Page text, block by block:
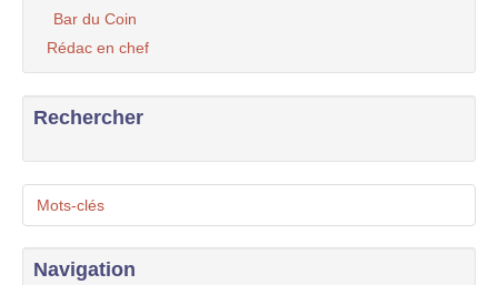
Bar du Coin
Rédac en chef
Rechercher
Mots-clés
Navigation